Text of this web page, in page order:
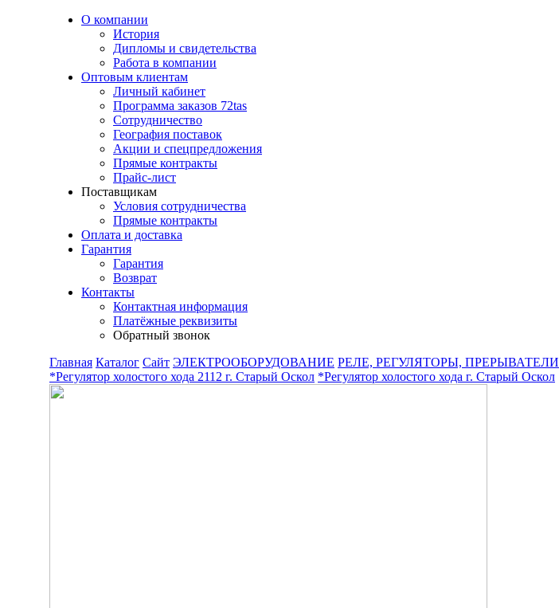
О компании
История
Дипломы и свидетельства
Работа в компании
Оптовым клиентам
Личный кабинет
Программа заказов 72tas
Сотрудничество
География поставок
Акции и спецпредложения
Прямые контракты
Прайс-лист
Поставщикам
Условия сотрудничества
Прямые контракты
Оплата и доставка
Гарантия
Гарантия
Возврат
Контакты
Контактная информация
Платёжные реквизиты
Обратный звонок
Главная Каталог Сайт ЭЛЕКТРООБОРУДОВАНИЕ РЕЛЕ, РЕГУЛЯТОРЫ, ПРЕРЫВАТЕЛИ
*Регулятор холостого хода 2112 г. Старый Оскол *Регулятор холостого хода г. Старый Оскол